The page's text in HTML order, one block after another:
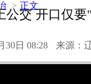
> 正文
公交 开口仅
30日 08:28 来源：